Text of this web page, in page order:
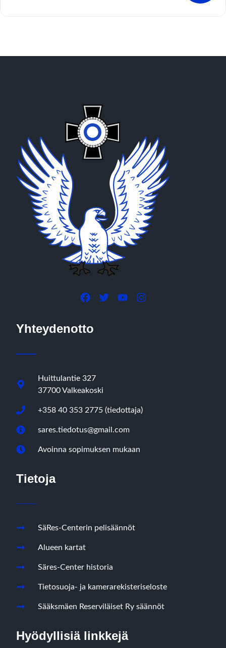
Yhteydenotto
Huittulantie 327
37700 Valkeakoski
+358 40 353 2775 (tiedottaja)
sares.tiedotus@gmail.com
Avoinna sopimuksen mukaan
Tietoja
SäRes-Centerin pelisäännöt
Alueen kartat
Säres-Center historia
Tietosuoja- ja kamerarekisteriseloste
Sääksmäen Reserviläiset Ry säännöt
Hyödyllisiä linkkejä